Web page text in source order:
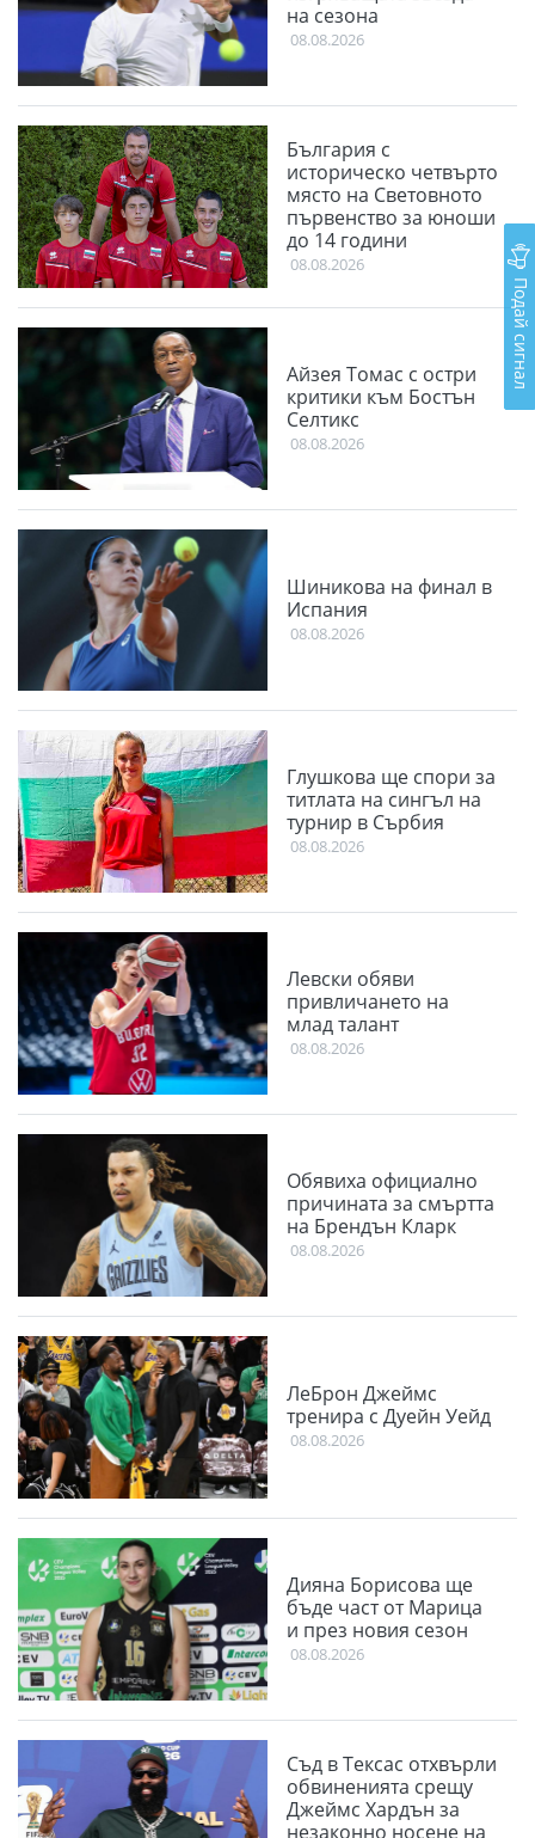
на сезона
08.08.2026
България с
историческо четвърто
място на Световното
първенство за юноши
до 14 години
08.08.2026
Айзея Томас с остри
критики към Бостън
Селтикс
08.08.2026
Шиникова на финал в
Испания
08.08.2026
Глушкова ще спори за
титлата на сингъл на
турнир в Сърбия
08.08.2026
Левски обяви
привличането на
млад талант
08.08.2026
Обявиха официално
причината за смъртта
на Брендън Кларк
08.08.2026
ЛеБрон Джеймс
тренира с Дуейн Уейд
08.08.2026
Дияна Борисова ще
бъде част от Марица
и през новия сезон
08.08.2026
Съд в Тексас отхвърли
обвиненията срещу
Джеймс Хардън за
незаконно носене на
Подай сигнал